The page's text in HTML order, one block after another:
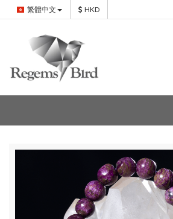
繁體中文 HKD